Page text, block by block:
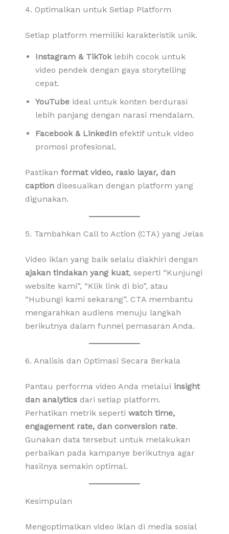
4. Optimalkan untuk Setiap Platform
Setiap platform memiliki karakteristik unik.
Instagram & TikToklebih cocok untuk
video pendek dengan gaya storytelling
cepat.
YouTubeideal untuk konten berdurasi
lebih panjang dengan narasi mendalam.
Facebook & LinkedInefektif untuk video
promosi profesional.
Pastikan format video, rasio layar, dan
captiondisesuaikan dengan platform yang
digunakan.
5. Tambahkan Call to Action (CTA) yang Jelas
Video iklan yang baik selalu diakhiri dengan
ajakan tindakan yang kuat, seperti “Kunjungi
website kami”, “Klik link di bio”, atau
“Hubungi kami sekarang”. CTA membantu
mengarahkan audiens menuju langkah
berikutnya dalam funnel pemasaran Anda.
6. Analisis dan Optimasi Secara Berkala
Pantau performa video Anda melalui insight
dan analyticsdari setiap platform.
Perhatikan metrik seperti watch time,
engagement rate, dan conversion rate.
Gunakan data tersebut untuk melakukan
perbaikan pada kampanye berikutnya agar
hasilnya semakin optimal.
Kesimpulan
Mengoptimalkan video iklan di media sosial